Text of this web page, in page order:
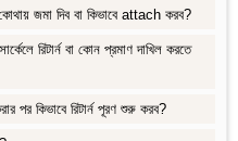
কোথায় জমা দিব বা কিভাবে attach করব?
রিটার্ন বা কোন প্রমাণ দাখিল করতে
পর কিভাবে রিটার্ন পূরণ শুরু করব?